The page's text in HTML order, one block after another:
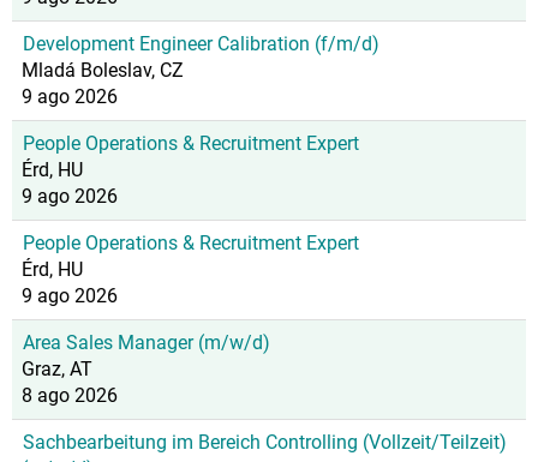
Development Engineer Calibration (f/m/d)
Mladá Boleslav, CZ
9 ago 2026
People Operations & Recruitment Expert
Érd, HU
9 ago 2026
People Operations & Recruitment Expert
Érd, HU
9 ago 2026
Area Sales Manager (m/w/d)
Graz, AT
8 ago 2026
Sachbearbeitung im Bereich Controlling (Vollzeit/Teilzeit)